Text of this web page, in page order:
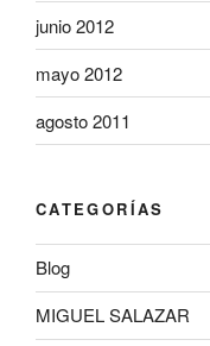
junio 2012
mayo 2012
agosto 2011
CATEGORÍAS
Blog
MIGUEL SALAZAR